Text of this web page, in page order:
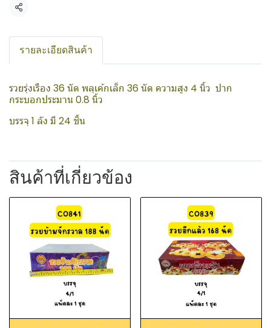
แชร์
รายละเอียดสินค้า
รวยรุ่งเรือง 36 นัด พลุเค้กเล็ก 36 นัด ความสูง 4 นิ้ว ปาก
กระบอกประมาน 0.8 นิ้ว
บรรจุ 1 ลัง มี 24 ชิ้น
สินค้าที่เกี่ยวข้อง